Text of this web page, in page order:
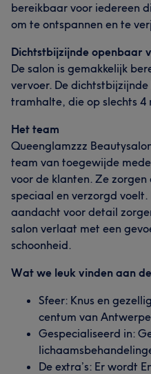
Wat onze klanten zeggen
Zorgzaam 5
bereikbaar voor iedereen
om te ontspannen en te
Dichtstbijzijnde openbaar
De salon is gemakkelijk
vervoer. De
tramhalte, die op slechts
Het team
Queenglamzzz
team van toegewijde
voor de klanten. Ze
speciaal en verzorgd voelt.
aandacht voor detail
salon verlaat met een
schoonheid.
Wat we leuk vinden aan
Sfeer: Knus en
centum van
Gespecialiseerd in:
De extra’s: Er wordt